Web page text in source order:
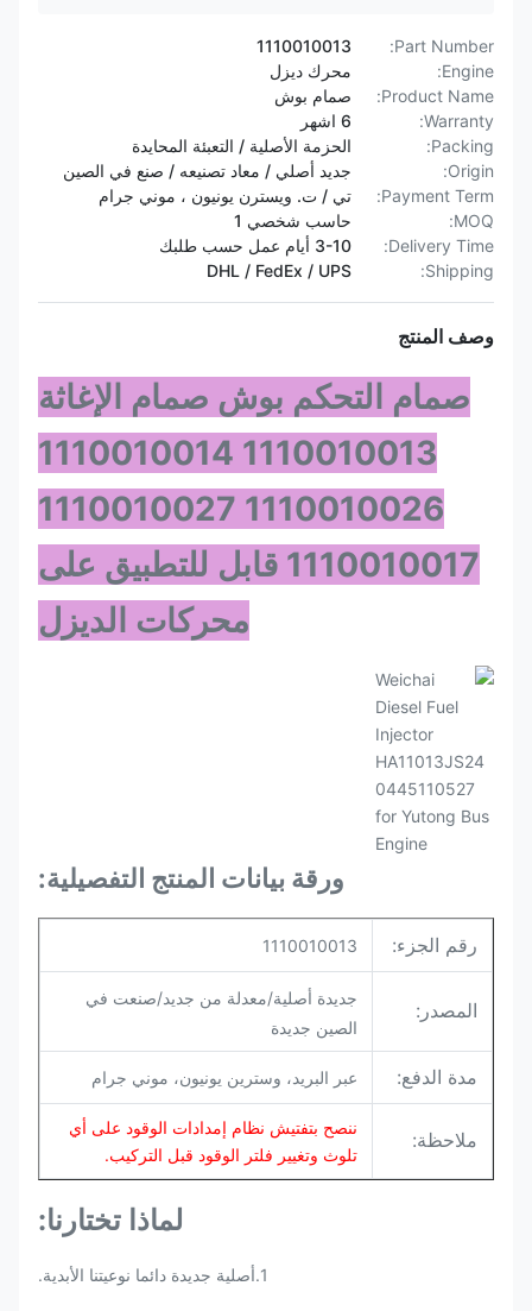
Part Number:
1110010013
Engine:
محرك ديزل
Product Name:
صمام بوش
Warranty:
6 اشهر
Packing:
الحزمة الأصلية / التعبئة المحايدة
Origin:
جديد أصلي / معاد تصنيعه / صنع في الصين
Payment Term:
تي / ت. ويسترن يونيون ، موني جرام
MOQ:
حاسب شخصي 1
Delivery Time:
3-10 أيام عمل حسب طلبك
Shipping:
DHL / FedEx / UPS
وصف المنتج
صمام التحكم بوش صمام الإغاثة
1110010013 1110010014
1110010026 1110010027
1110010017 قابل للتطبيق على
محركات الديزل
ورقة بيانات المنتج التفصيلية:
رقم الجزء: 1110010013
المصدر:
جديدة أصلية/معدلة من جديد/صنعت في
الصين جديدة
مدة الدفع: عبر البريد، وسترين يونيون، موني جرام
ملاحظة:
ننصح بتفتيش نظام إمدادات الوقود على أي
تلوث وتغيير فلتر الوقود قبل التركيب.
لماذا تختارنا:
1.أصلية جديدة دائما نوعيتنا الأبدية.